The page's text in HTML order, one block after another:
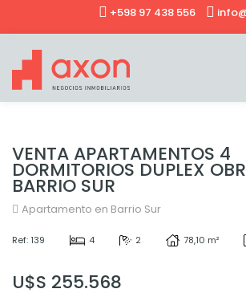
+598 97 438 556
VENTA APARTAMENTOS 4
DORMITORIOS DUPLEX
BARRIO SUR
Apartamento en Barrio Sur
Ref: 139 4 2 78,10 m²
U$S 255.568